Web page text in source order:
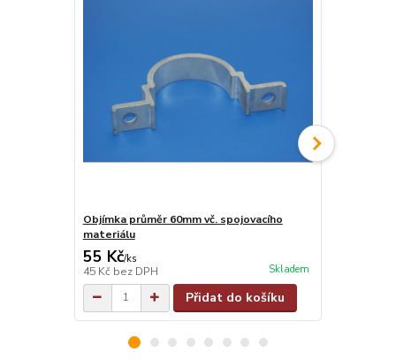
Objímka průměr 60mm vč. spojovacího
materiálu
55 Kč/ks
45 Kč bez DPH Skladem
Přidat do košíku